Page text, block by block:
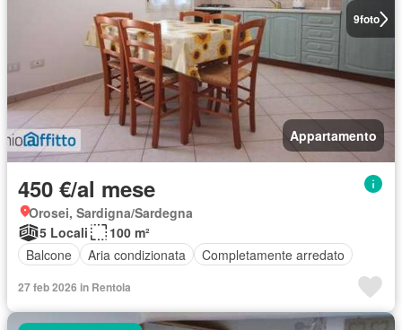
9foto
Appartamento
450 €/al mese
Orosei, Sardigna/Sardegna
5 Locali
100 m²
Balcone
Aria condizionata Completamente arredato
27 feb 2026 in Rentola